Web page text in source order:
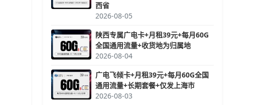
西省
2026-08-05
陕西专属广电卡+月租39元+每月60G
全国通用流量+收货地为归属地
2026-08-04
广电飞倾卡+月租39元+每月60G全国
通用流量+长期套餐+仅发上海市
2026-08-03